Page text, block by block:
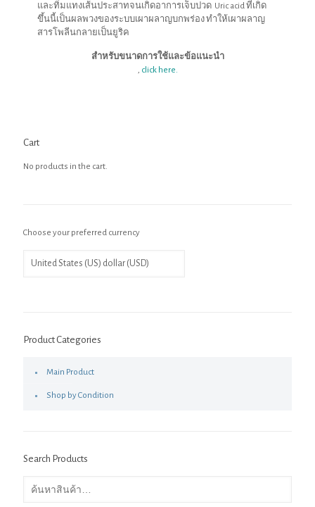
และทิ่มแทงเส้นประสาทจนเกิดอาการเจ็บปวด Uric acid ที่เกิด
ขึ้นนี้เป็นผลพวงของระบบเผาผลาญบกพร่อง ทำให้เผาผลาญ
สารโพลีนกลายเป็นยูริค
สำหรับขนาดการใช้และข้อแนะนำ
, click here.
Cart
No products in the cart.
Choose your preferred currency
Product Categories
Main Product
Shop by Condition
Search Products